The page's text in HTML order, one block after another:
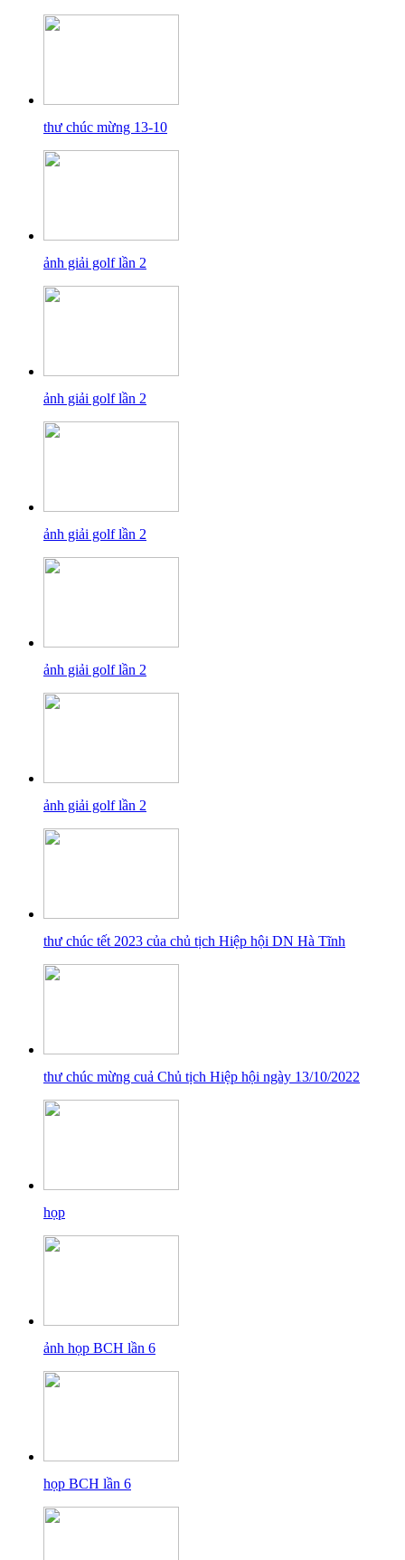
thư chúc mừng 13-10
ảnh giải golf lần 2
ảnh giải golf lần 2
ảnh giải golf lần 2
ảnh giải golf lần 2
ảnh giải golf lần 2
thư chúc tết 2023 của chủ tịch Hiệp hội DN Hà Tĩnh
thư chúc mừng cuả Chủ tịch Hiệp hội ngày 13/10/2022
họp
ảnh họp BCH lần 6
họp BCH lần 6